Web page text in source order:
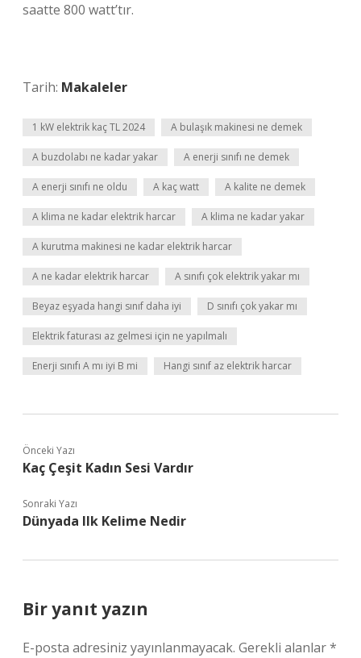
saatte 800 watt’tır.
Tarih: Makaleler
1 kW elektrik kaç TL 2024 A bulaşık makinesi ne demek
A buzdolabı ne kadar yakar A enerji sınıfı ne demek
A enerji sınıfı ne oldu A kaç watt A kalite ne demek
A klima ne kadar elektrik harcar A klima ne kadar yakar
A kurutma makinesi ne kadar elektrik harcar
A ne kadar elektrik harcar A sınıfı çok elektrik yakar mı
Beyaz eşyada hangi sınıf daha iyi D sınıfı çok yakar mı
Elektrik faturası az gelmesi için ne yapılmalı
Enerji sınıfı A mı iyi B mi Hangi sınıf az elektrik harcar
Önceki Yazı
Kaç Çeşit Kadın Sesi Vardır
Sonraki Yazı
Dünyada Ilk Kelime Nedir
Bir yanıt yazın
E-posta adresiniz yayınlanmayacak. Gerekli alanlar*